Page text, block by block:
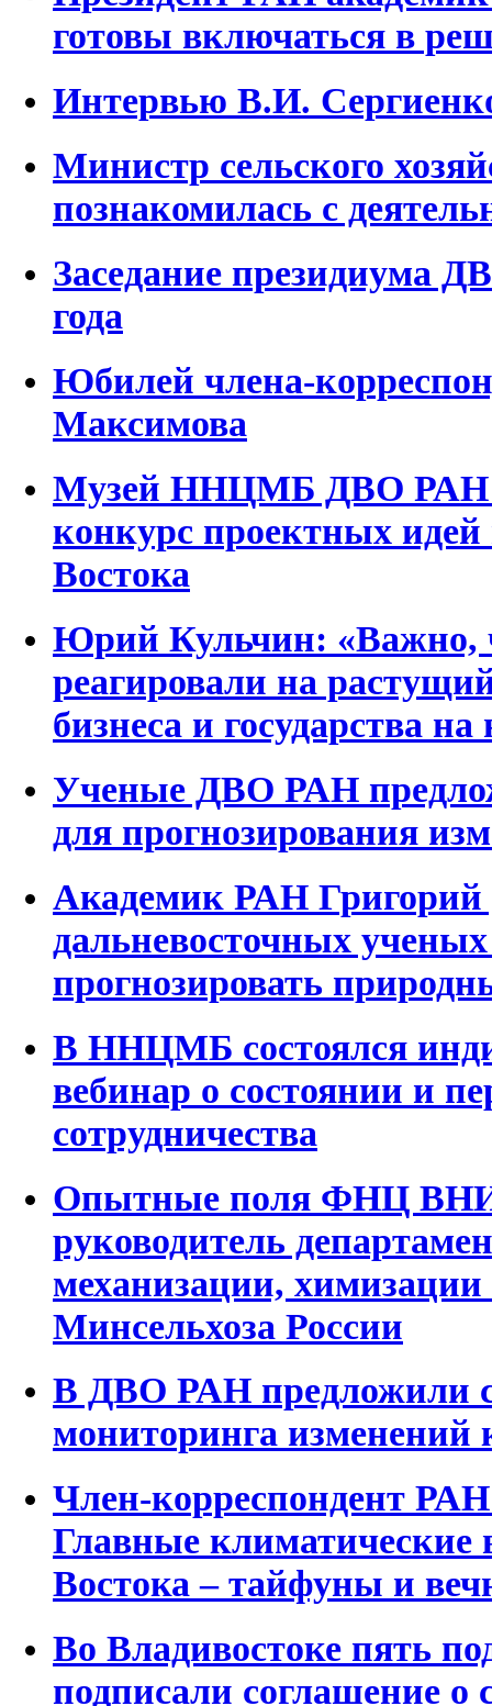
готовы включаться в
Интервью В.И.
Министр сельского
познакомилась с
Заседание президиума
года
Юбилей члена-
Максимова
Музей ННЦМБ ДВО РАН
конкурс проектных идей
Востока
Юрий Кульчин: «Важно,
реагировали на
бизнеса и государства
Ученые ДВО РАН
для прогнозирования
Академик РАН Григорий
дальневосточных
прогнозировать
В ННЦМБ состоялся
вебинар о состоянии и
сотрудничества
Опытные поля ФНЦ
руководитель
механизации,
Минсельхоза России
В ДВО РАН предложили
мониторинга изменений
Член-корреспондент
Главные климатические
Востока – тайфуны и
Во Владивостоке пять
подписали соглашение о